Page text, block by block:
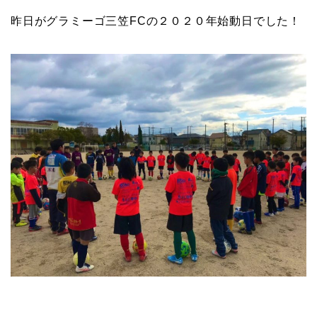
昨日がグラミーゴ三笠FCの２０２０年始動日でした！